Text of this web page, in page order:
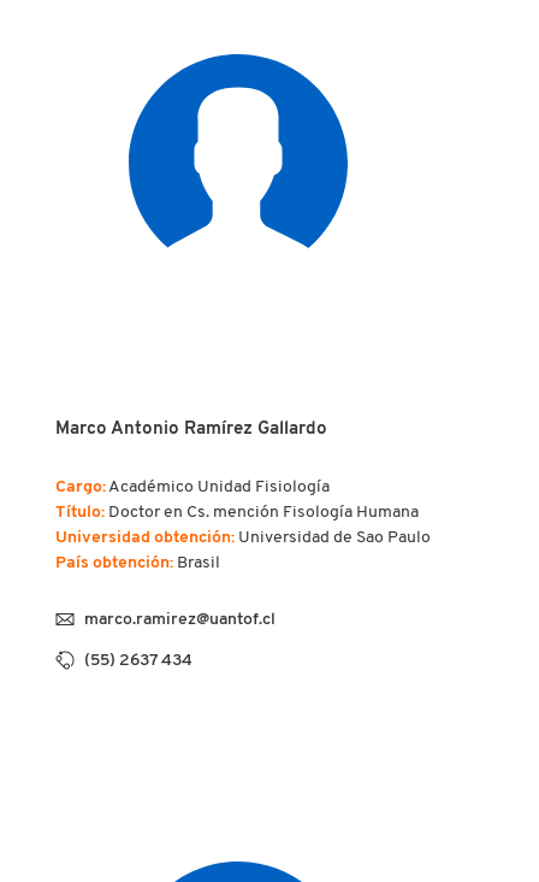
Marco Antonio Ramírez Gallardo
Cargo: Académico Unidad Fisiología
Título: Doctor en Cs. mención Fisología Humana
Universidad obtención: Universidad de Sao Paulo
País obtención: Brasil
marco.ramirez@uantof.cl
(55) 2637 434